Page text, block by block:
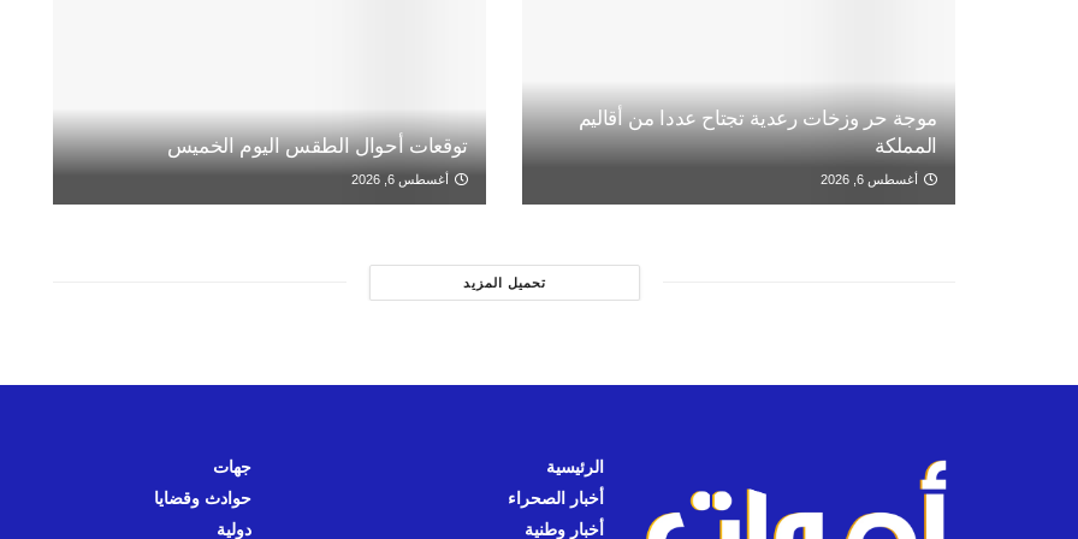
موجة حر وزخات رعدية تجتاح عددا من أقاليم
المملكة
أغسطس 6, 2026
توقعات أحوال الطقس اليوم الخميس
أغسطس 6, 2026
تحميل المزيد
الرئيسية
أخبار الصحراء
أخبار وطنية
جهات
حوادث وقضايا
دولية